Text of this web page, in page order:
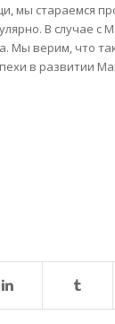
мы стараемся
В случае с
Мы верим, что
в развитии